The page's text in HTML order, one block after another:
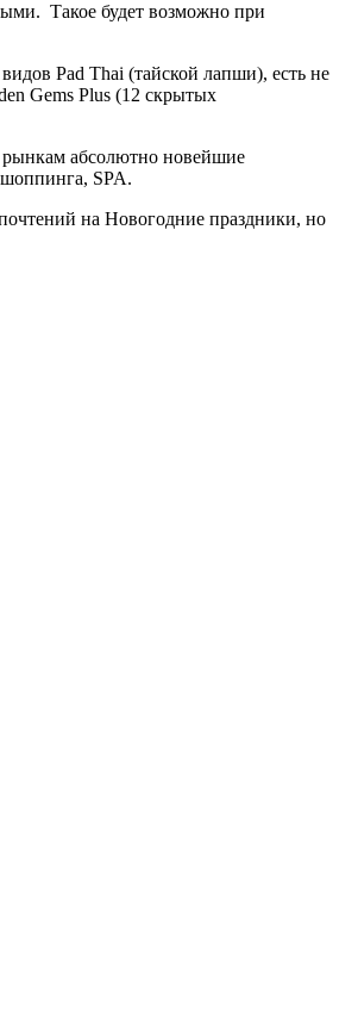
Такое будет возможно при
Pad Thai (тайской лапши), есть не
Gems Plus (12 скрытых
рынкам абсолютно новейшие
SPA.
на Новогодние праздники, но